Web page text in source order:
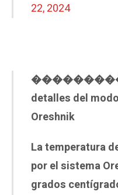
22, 2024
detalles del
Oreshnik
La temperatura
por el sistema
grados